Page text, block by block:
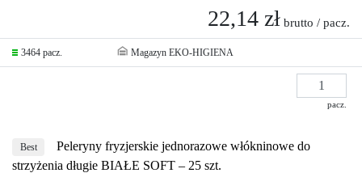
22,14 zł brutto / pacz.
3464 pacz. Magazyn EKO-HIGIENA
pacz.
Best
Peleryny fryzjerskie jednorazowe włókninowe do
strzyżenia długie BIAŁE SOFT – 25 szt.